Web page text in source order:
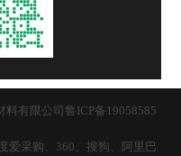
料有限公司 鲁ICP备19058585
爱采购、360、搜狗、阿里巴